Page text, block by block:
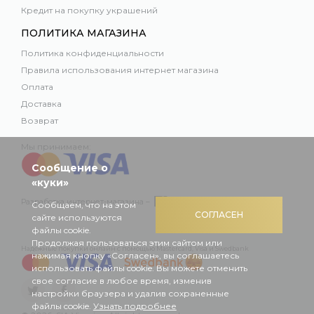
Кредит на покупку украшений
ПОЛИТИКА МАГАЗИНА
Политика конфиденциальности
Правила использования интернет магазина
Оплата
Доставка
Возврат
Разработка интернет-магазина –
Надежные покупки онлайн с помощью Mastercard, Visa и Swedbank
СОГЛАСЕН
Сообщение о
«куки»
Сообщаем, что на этом
сайте используются
файлы cookie.
Продолжая пользоваться этим сайтом или
нажимая кнопку «Согласен», вы соглашаетесь
использовать файлы cookie. Вы можете отменить
свое согласие в любое время, изменив
настройки браузера и удалив сохраненные
файлы cookie. Узнать подробнее